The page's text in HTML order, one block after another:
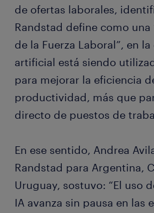
de ofertas laborales,
Randstad define como una
de la Fuerza Laboral”, en
artificial está siendo
para mejorar la eficiencia
productividad, más que
directo de puestos de
En ese sentido, Andrea
Randstad para Argentina,
Uruguay, sostuvo: “El uso
IA avanza sin pausa en las